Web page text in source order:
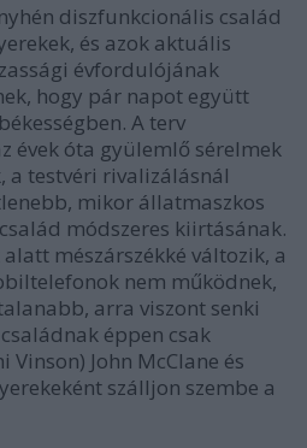
diszfunkcionális család
és azok aktuális
évfordulójának
hogy pár napot együtt
A terv
évek óta gyülemlő sérelmek
a testvéri rivalizálásnál
mikor állatmaszkos
módszeres kiirtásának.
mészárszékké változik, a
nem működnek,
arra viszont senki
éppen csak
John McClane és
szálljon szembe a